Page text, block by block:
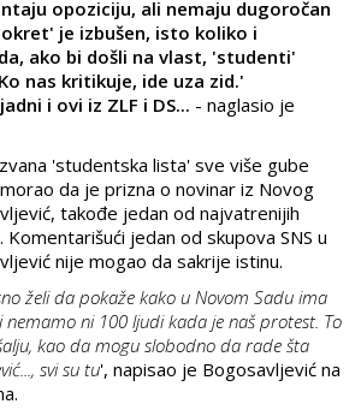
opoziciju, ali nemaju dugoročan
je izbušen, isto koliko i
ako bi došli na vlast, 'studenti'
nas kritikuje, ide uza zid.'
i ovi iz ZLF i DS... - naglasio je
'studentska lista' sve više gube
da je prizna o novinar iz Novog
takođe jedan od najvatrenijih
jedan od skupova SNS u
nije mogao da sakrije istinu.
želi da pokaže kako u Novom Sadu ima
ni 100 ljudi kada je naš protest. To
kao da mogu slobodno da rade šta
svi su tu', napisao je Bogosavljević na